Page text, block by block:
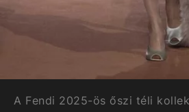
A Fendi 2025-ös őszi téli